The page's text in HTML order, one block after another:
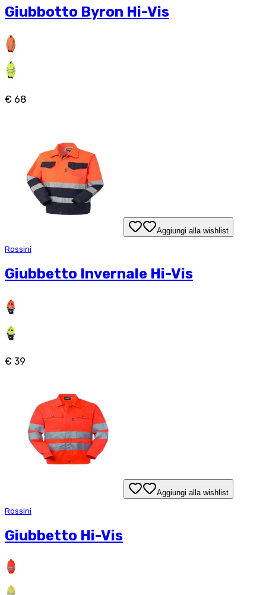
Giubbotto Byron Hi-Vis
€ 68
Aggiungi alla wishlist
Rossini
Giubbetto Invernale Hi-Vis
€ 39
Aggiungi alla wishlist
Rossini
Giubbetto Hi-Vis